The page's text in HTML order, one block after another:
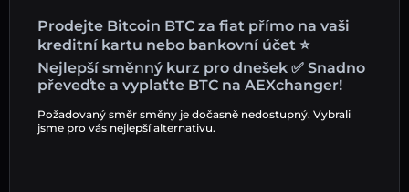
Prodejte Bitcoin BTC za fiat přímo na vaši
kreditní kartu nebo bankovní účet ⭐
Nejlepší směnný kurz pro dnešek ✅ Snadno
převeďte a vyplaťte BTC na AEXchanger!
Požadovaný směr směny je dočasně nedostupný. Vybrali
jsme pro vás nejlepší alternativu.